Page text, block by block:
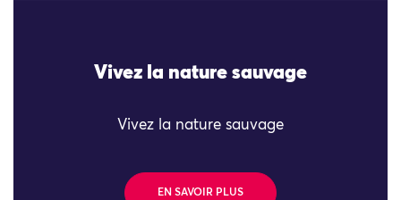
Vivez la nature sauvage
Vivez la nature sauvage
EN SAVOIR PLUS